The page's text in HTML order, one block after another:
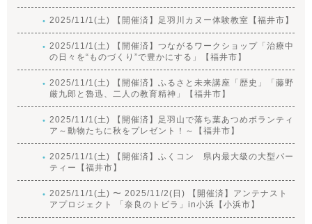
2025/11/1(土) 【開催済】足羽川カヌー体験教室【福井市】
2025/11/1(土) 【開催済】つながるワークショップ「治療中
の日々を“ものづくり”で豊かにする」【福井市】
2025/11/1(土) 【開催済】ふるさと未来講座「歴史」「藤野
厳九郎と魯迅、二人の教育精神」【福井市】
2025/11/1(土) 【開催済】足羽山で落ち葉あつめボランティ
ア～動物たちに秋をプレゼント！～【福井市】
2025/11/1(土) 【開催済】ふくコン 県内最大級の大型パー
ティー【福井市】
2025/11/1(土) 〜 2025/11/2(日) 【開催済】アンテナスト
アプロジェクト 「奈良のトビラ」in小浜【小浜市】